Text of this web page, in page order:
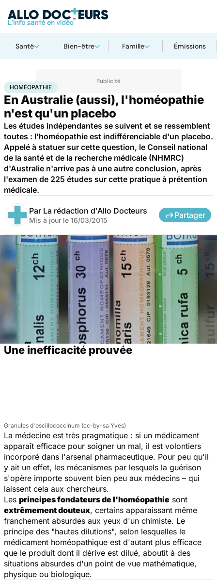
Santé Bien-être Famille Émissions
AccueilSantéMaladies Homéopathie
HOMÉOPATHIE
En Australie (aussi), l'homéopathie
n'est qu'un placebo
Les études indépendantes se suivent et se ressemblent
toutes : l'homéopathie est indifférenciable d'un placebo.
Appelé à statuer sur cette question, le Conseil national
de la santé et de la recherche médicale (NHMRC)
d'Australie n'arrive pas à une autre conclusion, après
l'examen de 225 études sur cette pratique à prétention
médicale.
Par La rédaction d'Allo Docteurs
Mis à jour le 16/03/2015
Partager
Une inefficacité prouvée
Granules d'oscillococcinum (cc-by-sa Yves)
La médecine est très pragmatique : si un médicament
apparaît efficace pour soigner un mal, il est volontiers
incorporé dans l'arsenal pharmaceutique. Pour peu qu'il
y ait un effet, les mécanismes par lesquels la guérison
s'opère importe souvent bien peu aux médecins – qui
laissent cela aux chercheurs.
Les principes fondateurs de l'homéopathie sont
extrêmement douteux, certains apparaissant même
franchement absurdes aux yeux d'un chimiste. Le
principe des "hautes dilutions", selon lesquelles le
médicament homéopathique est d'autant plus efficace
que le produit dont il dérive est dilué, aboutit à des
situations absurdes d'un point de vue mathématique,
physique ou biologique.